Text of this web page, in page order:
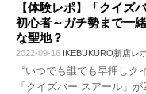
【体験レポ】「クイズ
初心者～ガチ勢まで一
な聖地？
2022-09-16 IKEBUKURO新店レ
“いつでも誰でも早押しク
「クイズバー スアール」